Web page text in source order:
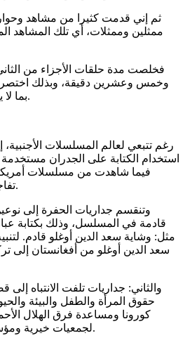
ثم إني قدمت كثيرا من مشاهد
ممثلين وممثلات، أي تلك المشاهد
فخلصت مدة حلقات الأجزاء من
وخمس وعشرين دقيقة، وبذلك
بما لا يخل بالبناء الدرامي والصراع.
رغم تتبعي لعالم المسلسلات الأجنبية،
استخدام الكتابة على الجدران
فيما شاهدت من مسلسلات أمريكية
تفاجأت بها في مسلسل الحفرة.
وتنقسم جداريات الحفرة إلى
قادمة في المسلسل، وذلك بكتابة
مثل: وشاية سعد الدين أوغلو قادم.
سعد الدين أوغلو من أفغانستان إلى
والثاني: جداريات تلفت الانتباه إلى
حقوق المرأة والطفل والبيئة
كورونا ومساعدة فرق الهلال
لجمعيات خيرية ومؤسسات مجتمع مدني مختلفة.